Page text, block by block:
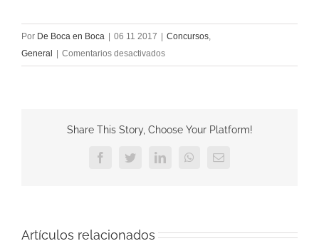
Por De Boca en Boca 06 11 2017 Concursos,
General
Comentarios desactivadosen
con
Share This Story, Choose Your Platform!
FacebookTwitterLinkedInWhatsAppCorreo
Artículos relacionados